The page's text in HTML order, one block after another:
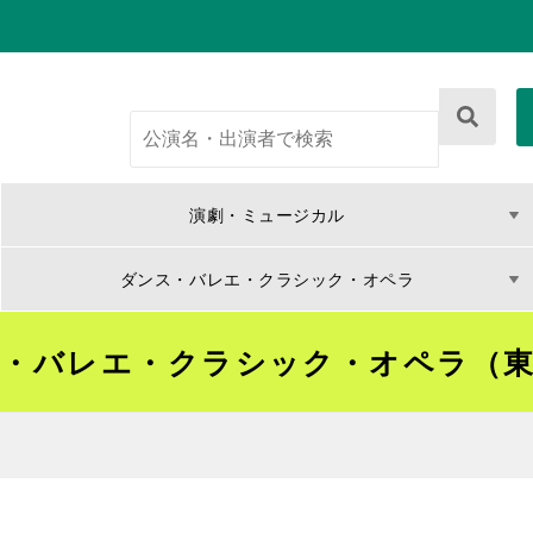
演劇・ミュージカル
ダンス・バレエ・クラシック・オペラ
バレエ・クラシック・オペラ（